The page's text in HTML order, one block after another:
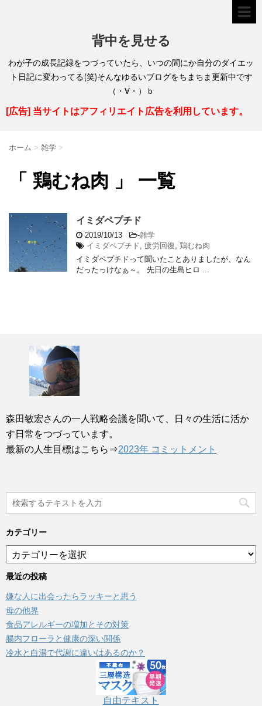
背中を見せる
わが子の成長記録をつづっていたら、いつの間にか自分のダイエッ
ト日記に変わってる(笑)そんなゆるいブログをちまちま更新中です
（・∀・）ｂ
[広告] 当サイトはアフィリエイト広告を利用しています。
ホーム > 雑学 >
「 鶏むね肉 」 一覧
イミダペプチド
2019/10/13 -雑学
イミダペプチド 疲労回復 鶏むね肉
イミダペプチドって聞いたことありましたが、なん
だったっけなぁ～。 先日の生島ヒロ ...
森田敏宏さんの一人戦略会議を聞いて、日々の生活に活か
す日常をつづっています。
最新の人生目標はこちら⇒2023年 コミットメント
カテゴリー
テ
ゴ
ー
最近の投稿
嫌な人に出会ったらラッキーと思う
母の他界
食品アレルギーの増加とその対策
腸内フローラと健康の深い関係
冷水と白湯で代謝に違いはあるのか？
自由テキスト